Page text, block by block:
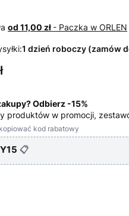
od 11,00 zł - Paczka w ORLEN
1 dzień roboczy (zamów
Odbierz -15%
produktów w promocji,
kod rabatowy
📋